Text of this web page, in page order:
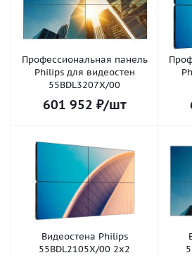
Профессиональная панель
Philips для видеостен
55BDL3207X/00
601 952 ₽/шт
Видеостена Philips
55BDL2105X/00 2x2